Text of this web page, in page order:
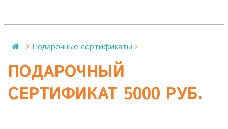
Подарочные сертификаты
ПОДАРОЧНЫЙ
СЕРТИФИКАТ 5000 РУБ.